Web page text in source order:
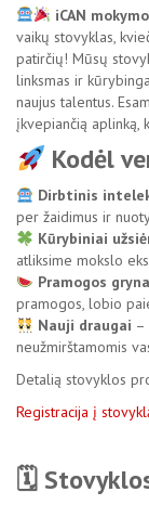
iCAN
vaikų stovyklas,
patirčių! Mūsų
linksmas ir
naujus talentus.
įkvepiančią aplinką,
Kodėl
Dirbtinis
per žaidimus ir
Kūrybiniai
atliksime mokslo
Pramogos
pramogos, lobio
Nauji draugai –
neužmirštamomis
Detalią stovyklos
Registracija į
🗓